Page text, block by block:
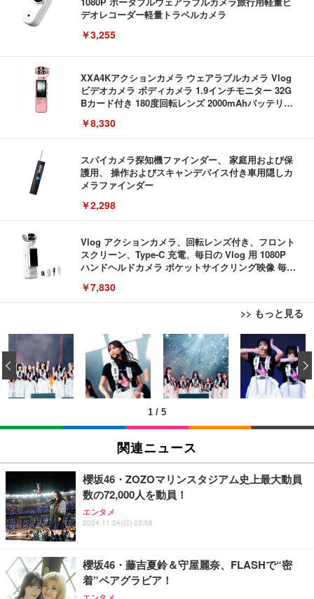
デオレコーダー軽量トラベルカメラ
￥3,255
XXA4Kアクションカメラ ウェアラブルカメラ Vlog
ビデオカメラ ボディカメラ 1.9インチモニター 32G
Bカード付き 180度回転レンズ 2000mAhバッテリー
行 アウトドア 会議商談 授業 スポーツカメラ 三角ス
タンド付き 日本語取扱説明書 (ピンク)
￥8,330
スパイカメラ探知機ファインダー、 家庭用および保
護用、 操作およびスキャンデバイス付き車用隠しカ
メラファインダー
￥2,298
Vlog アクションカメラ、回転レンズ付き、フロント
スクリーン、Type-C 充電、毎日の Vlog 用 1080P
ハンドヘルドカメラ ポケットサイクリング映像 毎日
￥7,830
>> もっと見る
外付けHDD 3TB ポータブルハードディスク USB3.0/
2.0対応 超薄型
￥3,999
外付けHDD 2TB ポータブルハードディスク USB3.0/
2.0対応 超薄型
￥3,999
2TB/4TB 外付けハードディスク 外付け HDD テレビ
録画対応 超高速データ転送 2.5 インチ USB3.0 対応
Mac/PC/PS4/XBox 利用可能 スリム設計 携帯に便利
【Amazon.co.jp限定】【2年保証】外付けHDD 3.5
1 / 5
‹
関連ニュース
櫻坂46・ZOZOマリンスタジアム史上最大動員
数の72,000人を動員！
エンタメ
2024.11.24(日) 23:58
櫻坂46・藤吉夏鈴＆守屋麗奈、FLASHで“密
着”ペアグラビア！